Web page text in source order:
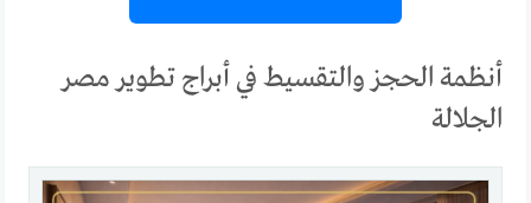
أنظمة الحجز والتقسيط في أبراج تطوير مصر
الجلالة